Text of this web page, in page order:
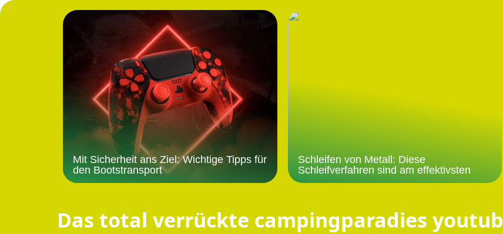
Mit Sicherheit ans Ziel: Wichtige Tipps für
den Bootstransport
Schleifen von Metall: Diese
Schleifverfahren sind am effektivsten
Das total verrückte campingparadies